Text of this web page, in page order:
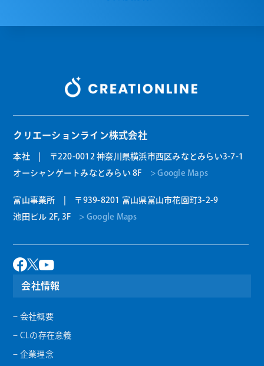
クリエーションライン株式会社
本社 | 〒220-0012 神奈川県横浜市西区みなとみらい3-7-1
オーシャンゲートみなとみらい 8F > Google Maps
富山事業所 | 〒939-8201 富山県富山市花園町3-2-9
池田ビル 2F, 3F > Google Maps
会社情報
– 会社概要
– CLの存在意義
– 企業理念